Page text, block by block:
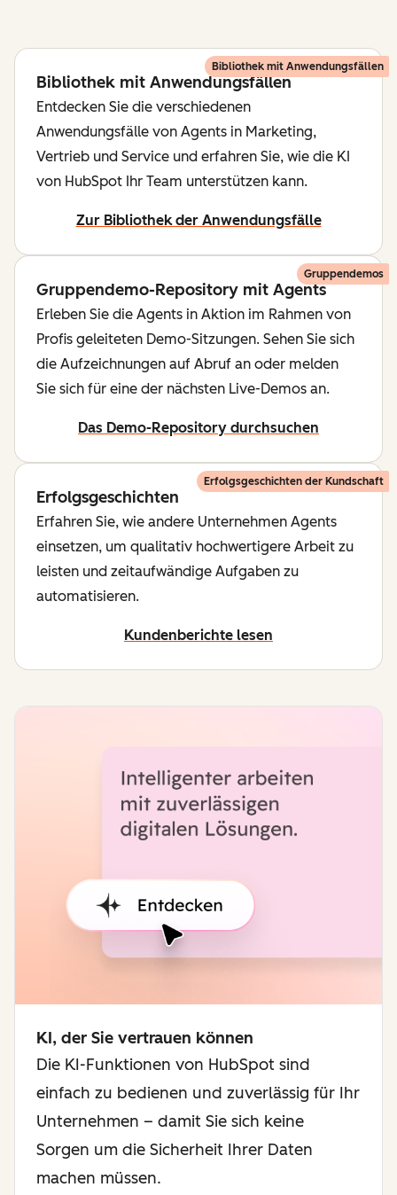
Bibliothek mit Anwendungsfällen
Bibliothek mit Anwendungsfällen
Entdecken Sie die verschiedenen
Anwendungsfälle von Agents in Marketing,
Vertrieb und Service und erfahren Sie, wie die KI
von HubSpot Ihr Team unterstützen kann.
Zur Bibliothek der Anwendungsfälle
Gruppendemos
Gruppendemo-Repository mit Agents
Erleben Sie die Agents in Aktion im Rahmen von
Profis geleiteten Demo-Sitzungen. Sehen Sie sich
die Aufzeichnungen auf Abruf an oder melden
Sie sich für eine der nächsten Live-Demos an.
Das Demo-Repository durchsuchen
Erfolgsgeschichten der Kundschaft
Erfolgsgeschichten
Erfahren Sie, wie andere Unternehmen Agents
einsetzen, um qualitativ hochwertigere Arbeit zu
leisten und zeitaufwändige Aufgaben zu
automatisieren.
Kundenberichte lesen
KI, der Sie vertrauen können
Die KI-Funktionen von HubSpot sind
einfach zu bedienen und zuverlässig für Ihr
Unternehmen – damit Sie sich keine
Sorgen um die Sicherheit Ihrer Daten
machen müssen.